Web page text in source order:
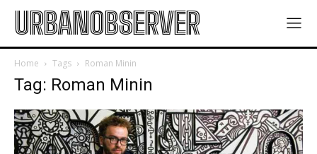
URBANOBSERVER
Home Tags Roman Minin
Tag: Roman Minin